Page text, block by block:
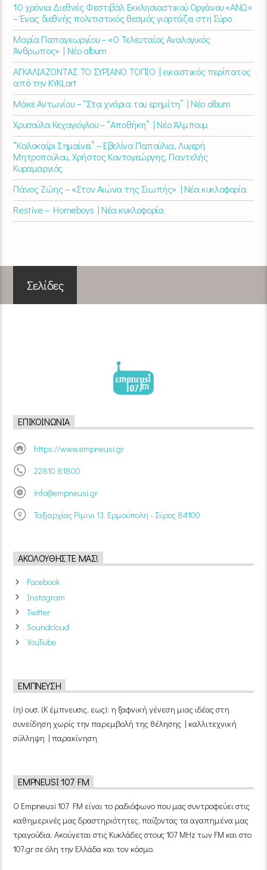
10 χρόνια Διεθνές Φεστιβάλ Εκκλησιαστικού Οργάνου «ΑΝΩ»
– Ένας διεθνής πολιτιστικός θεσμός γιορτάζει στη Σύρο​
Μαρία Παπαγεωργίου – «Ο Τελευταίος Αναλογικός
Άνθρωπος» | Νέο album
ΑΓΚΑΛΙΑΖΟΝΤΑΣ ΤΟ ΣΥΡΙΑΝΟ ΤΟΠΙΟ | εικαστικός περίπατος
από την KYKLart
Μάκε Αντωνίου – “Στα χνάρια του ερημίτη” | Νέο album
Χρυσούλα Κεχαγιόγλου – “Αποθήκη” | Νέο Άλμπουμ
“Καλοκαίρι Σημαίνει” – Εβελίνα Παπούλια, Λυγερή
Μητροπούλου, Χρήστος Κοντογεώργης, Παντελής
Κυραμαργιός
Πάνος Ζώης – «Στον Αιώνα της Σιωπής» | Νέα κυκλοφορία
Restive – Homeboys | Νέα κυκλοφορία
Σελίδες
ΕΠΙΚΟΙΝΩΝΊΑ
https://www.empneusi.gr
22810 81800
info@empneusi.gr
Ταξιαρχίας Ρίμινι 13, Ερμούπολη - Σύρος 84100
ΑΚΟΛΟΥΘΉΣΤΕ ΜΑΣ!
Facebook
Instagram
Twitter
Soundcloud
YouTube
ΈΜΠΝΕΥΣΗ
(η) ουσ. (Κ έμπνευσις, εως): η ξαφνική γένεση μιας ιδέας στη
συνείδηση χωρίς την παρεμβολή της θέλησης | καλλιτεχνική
σύλληψη | παρακίνηση
EMPNEUSI 107 FM
Ο Empneusi 107 FM είναι το ραδιόφωνο που μας συντροφεύει στις
καθημερινές μας δραστηριότητες, παίζοντας τα αγαπημένα μας
τραγούδια. Ακούγεται στις Κυκλάδες στους 107 MHz των FM και στο
107.gr σε όλη την Ελλάδα και τον κόσμο.